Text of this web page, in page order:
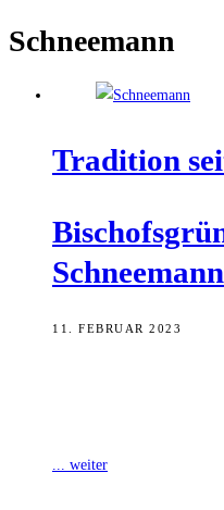
Schneemann
Tra­di­ti­on
Schneemann
11. FEBRUAR 2023
... weiter